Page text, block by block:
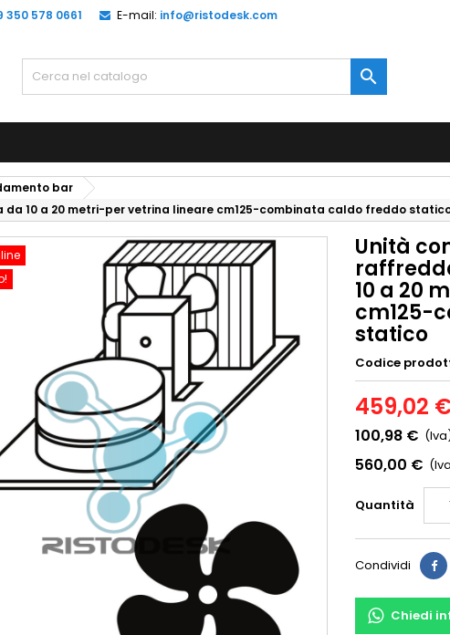
350 578 0661 E-mail: info@ristodesk.com

bar
10 a 20 metri-per vetrina lineare cm125-combinata caldo freddo
Unità
10 a 20
cm125-
statico
Codice
459,02
100,98 €
560,00 €
Quantità
Condividi
Chiedi